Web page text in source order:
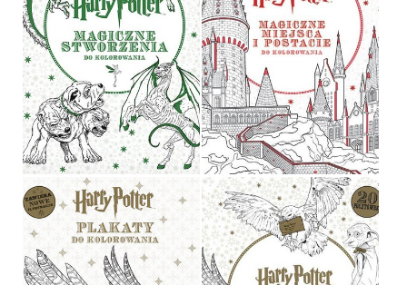
HARRY POTTER
OPRACOWANIE ZBIOROWE
OPRAWA MIĘKKA
29,90 ZŁ
HARRY POTTER.
MAGICZNE MIEJSCA I
POSTACIE DO
KOLOROWANIA
OPRACOWANIE ZBIOROWE
29,90 ZŁ